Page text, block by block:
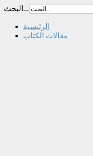
البحث...
الرئيسية
مقالات الكتاب